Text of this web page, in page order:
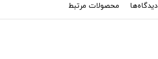
دیدگاه‌ها محصولات مرتبط